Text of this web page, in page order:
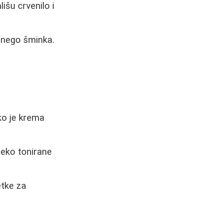
crvenilo i
šminka.
je krema
tonirane
za